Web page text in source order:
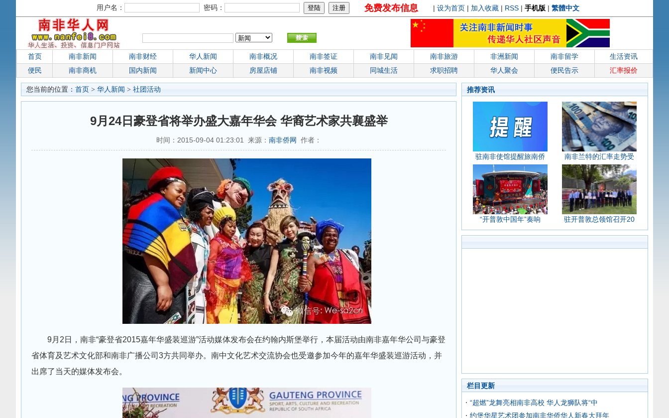
用户名： 密码： 免费发布信息 | 设为首页 | 加入收藏 | RSS | 手机版 | 繁體中文
首页 南非新闻 南非财经 华人新闻 南非概况 南非签证 南非见闻 南非旅游 非洲新闻 南非留学
生活资讯
便民
南非商机 国内新闻 新闻中心 房屋店铺 南非视频 同城生活 求职招聘 华人聚会 便民告示 汇率报价
您当前的位置： 首页 > 华人新闻 > 社团活动
9月24日豪登省将举办盛大嘉年华会 华裔艺术家共襄盛举
时间：2015-09-04 01:23:01 来源： 南非侨网 作者：
9月2日，南非“豪登省2015嘉年华盛装巡游”活动媒体发布会在约翰内斯堡举行，本届活动由南非嘉年华公司与豪登
省体育及艺术文化部和南非广播公司3方共同举办。南中文化艺术交流协会也受邀参加今年的嘉年华盛装巡游活动，并
出席了当天的媒体发布会。
推荐资讯
驻南非使馆提醒旅南侨 南非兰特的汇率走势受
“开普敦中国年”奏响 驻开普敦总领馆召开20
栏目更新
“超燃”龙舞亮相南非高校 华人龙狮队将“中
约堡华星艺术团参加南非华侨华人新春大拜年